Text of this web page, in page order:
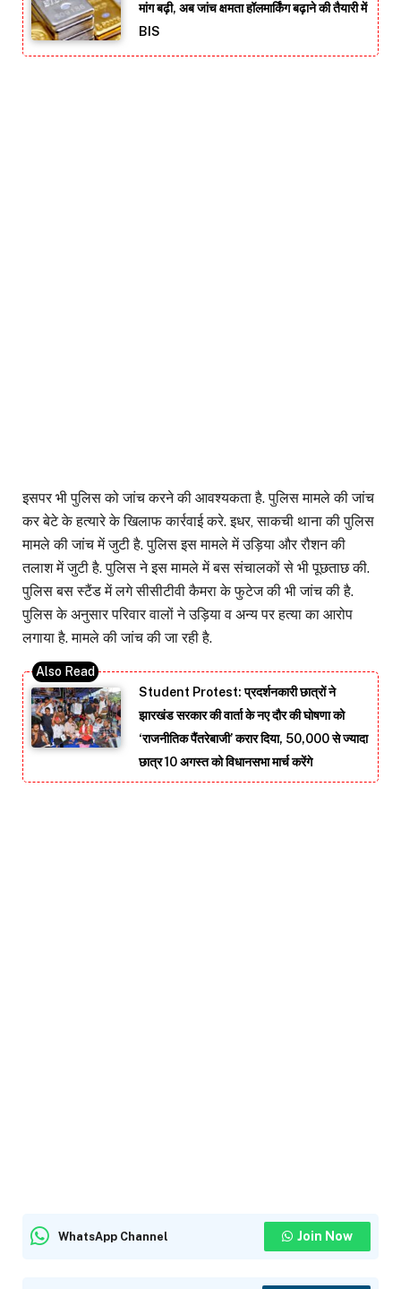
मांग बढ़ी, अब जांच क्षमता हॉलमार्किंग बढ़ाने की तैयारी में
BIS
इसपर भी पुलिस को जांच करने की आवश्यकता है. पुलिस मामले की जांच
कर बेटे के हत्यारे के खिलाफ कार्रवाई करे. इधर, साकची थाना की पुलिस
मामले की जांच में जुटी है. पुलिस इस मामले में उड़िया और रौशन की
तलाश में जुटी है. पुलिस ने इस मामले में बस संचालकों से भी पूछताछ की.
पुलिस बस स्टैंड में लगे सीसीटीवी कैमरा के फुटेज की भी जांच की है.
पुलिस के अनुसार परिवार वालों ने उड़िया व अन्य पर हत्या का आरोप
लगाया है. मामले की जांच की जा रही है.
Student Protest: प्रदर्शनकारी छात्रों ने
झारखंड सरकार की वार्ता के नए दौर की घोषणा को
‘राजनीतिक पैंतरेबाजी’ करार दिया, 50,000 से ज्यादा
छात्र 10 अगस्त को विधानसभा मार्च करेंगे
WhatsApp Channel Join Now